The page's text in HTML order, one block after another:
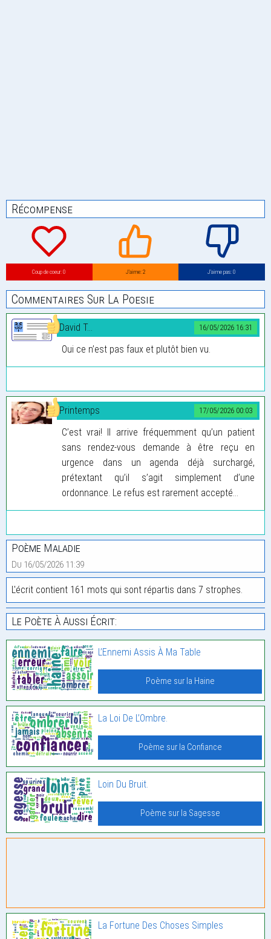
Récompense
Coup de coeur: 0 J’aime: 2 J’aime pas: 0
Commentaires Sur La Poesie
16/05/2026 16:31
David T...
Oui ce n’est pas faux et plutôt bien vu.
17/05/2026 00:03
Printemps
C’est vrai! Il arrive fréquemment qu’un patient
sans rendez-vous demande à être reçu en
urgence dans un agenda déjà surchargé,
prétextant qu’il s’agit simplement d’une
ordonnance. Le refus est rarement accepté…
Poème Maladie
Du 16/05/2026 11:39
L'écrit contient 161 mots qui sont répartis dans 7 strophes.
Le Poète À Aussi Écrit:
L’Ennemi Assis À Ma Table
Poème sur la Haine
La Loi De L’Ombre.
Poème sur la Confiance
Loin Du Bruit.
Poème sur la Sagesse
La Fortune Des Choses Simples